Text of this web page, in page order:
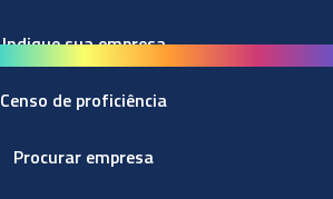
Indique sua empresa
Censo de proficiência
Procurar empresa